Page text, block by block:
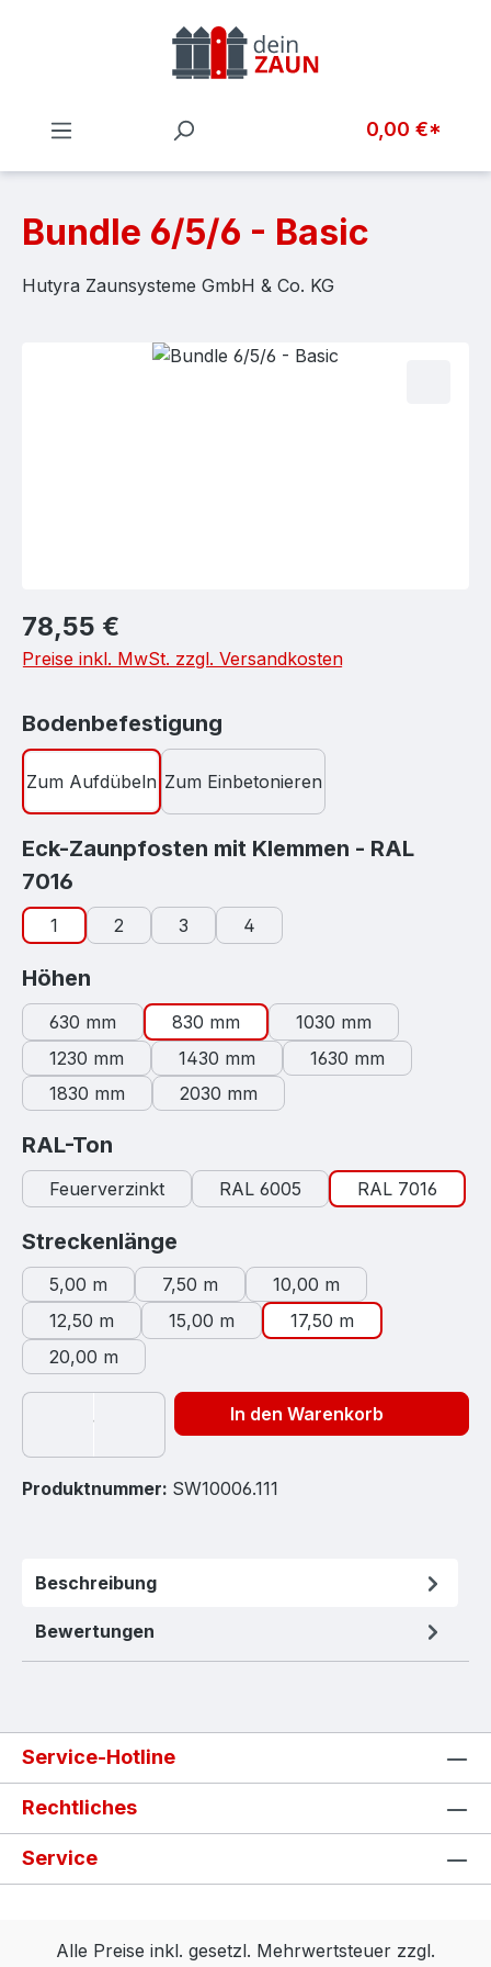
Zum Hauptinhalt springen
0,00 €*
Bundle 6/5/6 - Basic
Hutyra Zaunsysteme GmbH & Co. KG
Bildergalerie überspringen
Regulärer Preis:
78,55 €
Preise inkl. MwSt. zzgl. Versandkosten
Bodenbefestigung
Zum Aufdübeln Zum Einbetonieren
Eck-Zaunpfosten mit Klemmen - RAL
7016
1 2 3 4
Höhen
630 mm 830 mm
1030 mm
1230 mm
1430 mm
1630 mm
1830 mm
2030 mm
RAL-Ton
Feuerverzinkt RAL 6005 RAL 7016
Streckenlänge
5,00 m 7,50 m
10,00 m
12,50 m
15,00 m
17,50 m
20,00 m
In den Warenkorb
Produktnummer: SW10006.111
Beschreibung
Bewertungen
Service-Hotline
Rechtliches
Service
Alle Preise inkl. gesetzl. Mehrwertsteuer zzgl.